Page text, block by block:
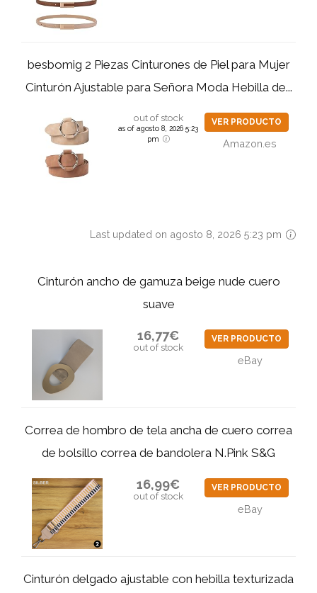
besbomig 2 Piezas Cinturones de Piel para Mujer
Cinturón Ajustable para Señora Moda Hebilla de...
out of stock
as of agosto 8, 2026 5:23
pm
VER PRODUCTO
Amazon.es
Last updated on agosto 8, 2026 5:23 pm
Cinturón ancho de gamuza beige nude cuero
suave
16,77€
out of stock
VER PRODUCTO
eBay
Correa de hombro de tela ancha de cuero correa
de bolsillo correa de bandolera N.Pink S&G
16,99€
out of stock
VER PRODUCTO
eBay
Cinturón delgado ajustable con hebilla texturizada